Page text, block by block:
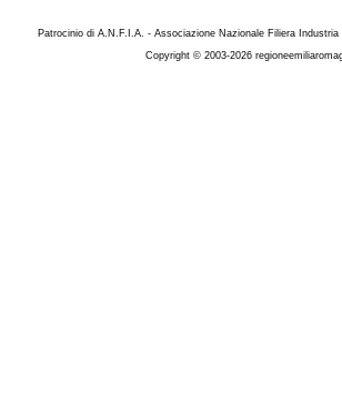
Patrocinio di A.N.F.I.A. - Associazione Nazionale Filiera
Copyright © 2003-2026